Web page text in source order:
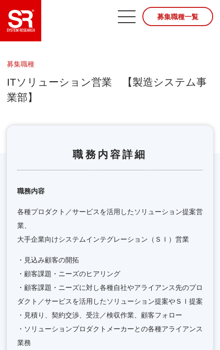
募集職種一覧
募集職種
ITソリューション営業 【製造システム事
業部】
職務内容詳細
職務内容
各種プロダクト／サービスを活用したソリューション提案営
業、
大手企業向けシステムインテグレーション（ＳＩ）営業
・見込み顧客の開拓
・顧客課題・ニーズのヒアリング
・顧客課題・ニーズに対し各種自社やアライアンス先のプロ
ダクト／サービスを活用したソリューション提案やＳＩ提案
・見積り、契約交渉、受注／検収作業、顧客フォロー
・ソリューションプロダクトメーカーとの各種アライアンス
業務